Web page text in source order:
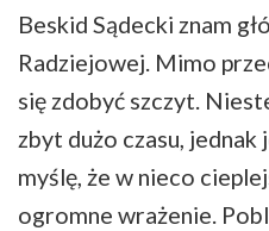
Beskid Sądecki znam
Radziejowej. Mimo
się zdobyć szczyt.
zbyt dużo czasu,
myślę, że w nieco
ogromne wrażenie.